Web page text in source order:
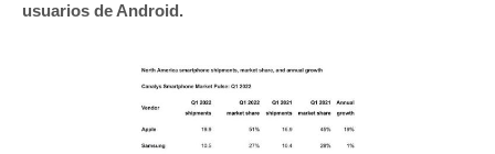
usuarios de Android.